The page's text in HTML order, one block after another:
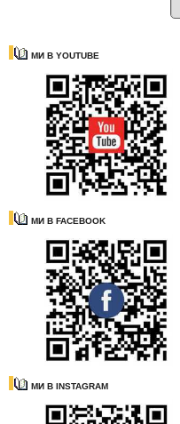
МИ В YOUTUBE
МИ В FACEBOOK
МИ В INSTAGRAM